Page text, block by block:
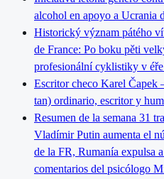
alcohol en apoyo a Ucrania
Historický význam pátého
de France: Po boku pěti
profesionální cyklistiky v
Escritor checo Karel Čapek
tan) ordinario, escritor y
Resumen de la semana 31
Vladímir Putin aumenta el
de la FR, Rumanía expulsa
comentarios del psicólogo